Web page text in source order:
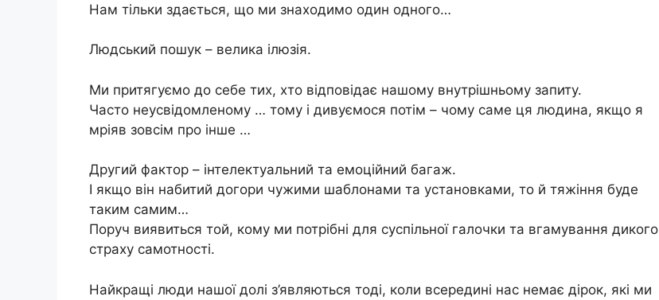
Нам тільки здається, що ми знаходимо один одного…
Людський пошук – велика ілюзія.
Ми притягуємо до себе тих, хто відповідає нашому внутрішньому запиту.
Часто неусвідомленому … тому і дивуємося потім – чому саме ця людина, якщо я
мріяв зовсім про інше …
Другий фактор – інтелектуальний та емоційний багаж.
І якщо він набитий догори чужими шаблонами та установками, то й тяжіння буде
таким самим…
Поруч виявиться той, кому ми потрібні для суспільної галочки та вгамування дикого
страху самотності.
Найкращі люди нашої долі з’являються тоді, коли всередині нас немає дірок, які ми